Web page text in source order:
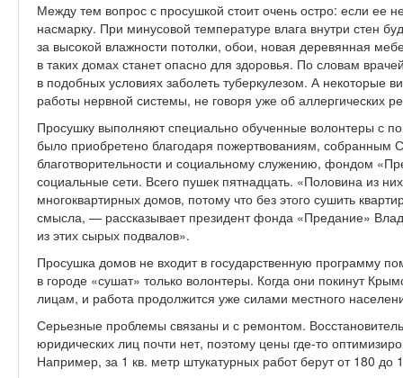
Между тем вопрос с просушкой стоит очень остро: если ее
насмарку. При минусовой температуре влага внутри стен
за высокой влажности потолки, обои, новая деревянная
в таких домах станет опасно для здоровья. По словам
в подобных условиях заболеть туберкулезом. А некоторые
работы нервной системы, не говоря уже об аллергических
Просушку выполняют специально обученные волонтеры с
было приобретено благодаря пожертвованиям, собранным
благотворительности и социальному служению, фондом
социальные сети. Всего пушек пятнадцать. «Половина из
многоквартирных домов, потому что без этого сушить
смысла, — рассказывает президент фонда «Предание»
из этих сырых подвалов».
Просушка домов не входит в государственную программу
в городе «сушат» только волонтеры. Когда они покинут
лицам, и работа продолжится уже силами местного
Серьезные проблемы связаны и с ремонтом.
юридических лиц почти нет, поэтому цены где-то
Например, за 1 кв. метр штукатурных работ берут от 180 до